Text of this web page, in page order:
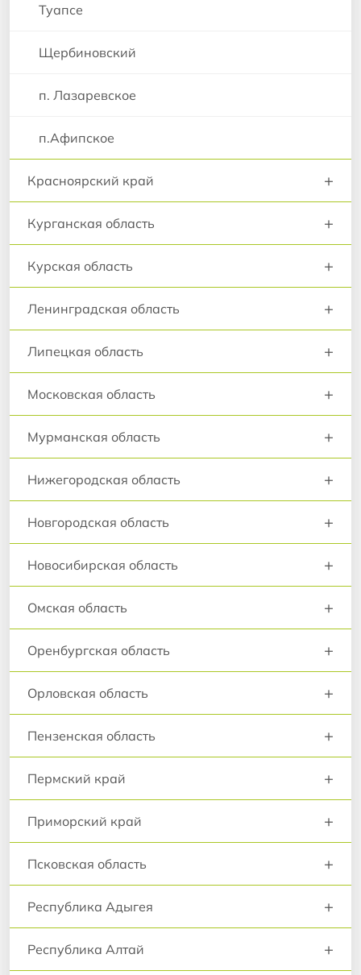
Туапсе
Щербиновский
п. Лазаревское
п.Афипское
Красноярский край +
Курганская область +
Курская область +
Ленинградская область +
Липецкая область +
Московская область +
Мурманская область +
Нижегородская область +
Новгородская область +
Новосибирская область +
Омская область +
Оренбургская область +
Орловская область +
Пензенская область +
Пермский край +
Приморский край +
Псковская область +
Республика Адыгея +
Республика Алтай +